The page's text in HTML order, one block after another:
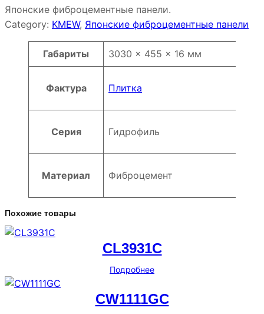
Японские фиброцементные панели.
Category: KMEW, Японские фиброцементные панели
Атрибуты Значение
Габариты 3030 × 455 × 16 мм
Фактура Плитка
Серия Гидрофиль
Материал Фиброцемент
Похожие товары
CL3931C
Подробнее
CW1111GC